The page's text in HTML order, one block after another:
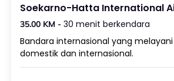
Soekarno-Hatta International
35.00 KM - 30 menit berkendara
Bandara internasional yang
domestik dan internasional.